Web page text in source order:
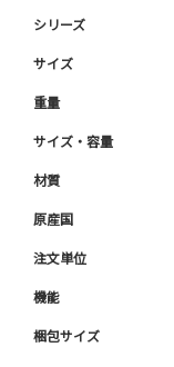
シリーズ
サイズ
重量
サイズ・容量
材質
原産国
注文単位
機能
梱包サイズ